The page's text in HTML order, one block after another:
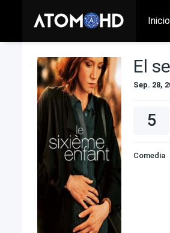
Inicio
El
Sep. 28,
5
Comedia